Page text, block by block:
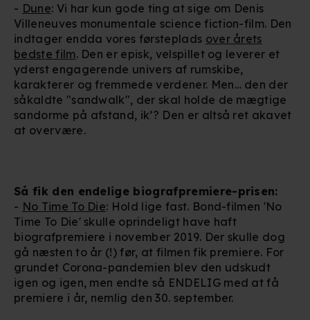
- Dune: Vi har kun gode ting at sige om Denis
Villeneuves monumentale science fiction-film. Den
indtager endda vores førsteplads over årets
bedste film. Den er episk, velspillet og leverer et
yderst engagerende univers af rumskibe,
karakterer og fremmede verdener. Men… den der
såkaldte "sandwalk", der skal holde de mægtige
sandorme på afstand, ik’? Den er altså ret akavet
at overvære.
Så fik den endelige biografpremiere-prisen:
- No Time To Die: Hold lige fast. Bond-filmen 'No
Time To Die' skulle oprindeligt have haft
biografpremiere i november 2019. Der skulle dog
gå næsten to år (!) før, at filmen fik premiere. For
grundet Corona-pandemien blev den udskudt
igen og igen, men endte så ENDELIG med at få
premiere i år, nemlig den 30. september.